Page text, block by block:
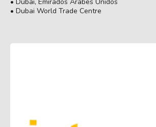
• Dubai World Trade Centre